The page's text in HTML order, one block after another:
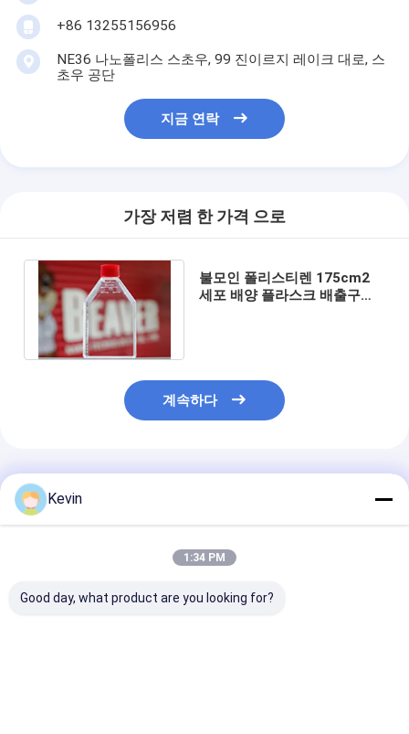
+86 13255156956
NE36 나노폴리스 스초우, 99 진이르지 레이크 대로, 스
초우 공단
지금 연락
가장 저렴 한 가격 으로
불모인 폴리스티렌 175cm2
세포 배양 플라스크 배출구
계속하다
추천된 제품
Kevin
1:34 PM
Good day, what product are you looking for?